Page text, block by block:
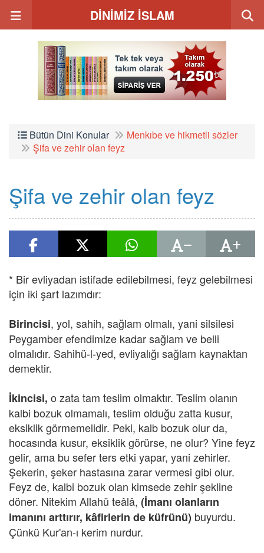
DİNİMİZ İSLAM
Bütün Dini Konular
Menkıbe ve hikmetli sözler
Şifa ve zehir olan feyz
Şifa ve zehir olan feyz
* Bir evliyadan istifade edilebilmesi, feyz gelebilmesi
için iki şart lazımdır:
Birincisi, yol, sahih, sağlam olmalı, yani silsilesi
Peygamber efendimize kadar sağlam ve belli
olmalıdır. Sahihü-l-yed, evliyalığı sağlam kaynaktan
demektir.
İkincisi, o zata tam teslim olmaktır. Teslim olanın
kalbi bozuk olmamalı, teslim olduğu zatta kusur,
eksiklik görmemelidir. Peki, kalb bozuk olur da,
hocasında kusur, eksiklik görürse, ne olur? Yine feyz
gelir, ama bu sefer ters etki yapar, yani zehirler.
Şekerin, şeker hastasına zarar vermesi gibi olur.
Feyz de, kalbi bozuk olan kimsede zehir şekline
döner. Nitekim Allahü teâlâ, (İmanı olanların
imanını arttırır, kâfirlerin de küfrünü) buyurdu.
Çünkü Kur'an-ı kerim nurdur.